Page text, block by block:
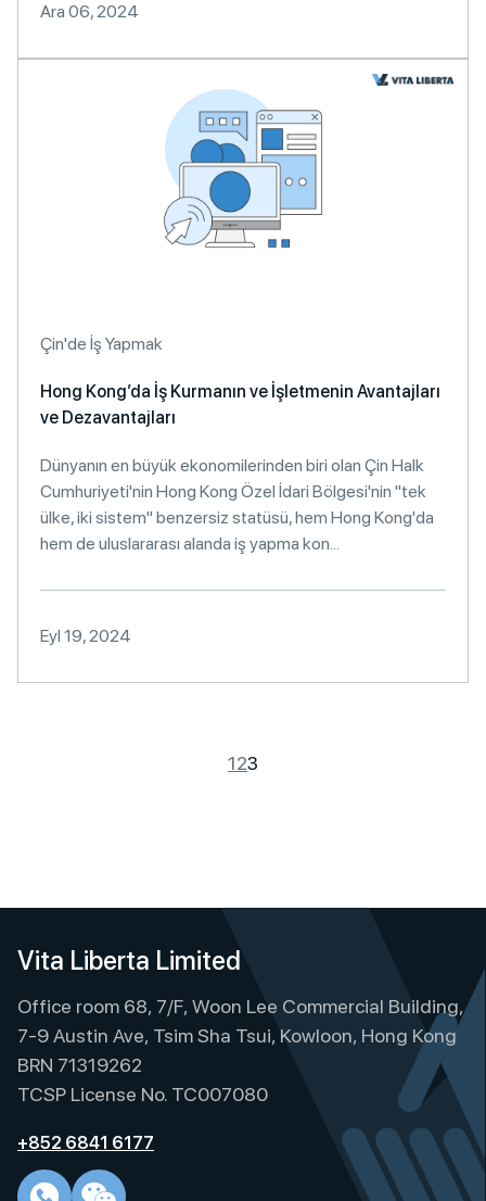
Ara 06, 2024
Çin'de İş Yapmak
Hong Kong’da İş Kurmanın ve İşletmenin Avantajları
ve Dezavantajları
Dünyanın en büyük ekonomilerinden biri olan Çin Halk
Cumhuriyeti'nin Hong Kong Özel İdari Bölgesi'nin "tek
ülke, iki sistem" benzersiz statüsü, hem Hong Kong'da
hem de uluslararası alanda iş yapma kon...
Eyl 19, 2024
123
Vita Liberta Limited
Office room 68, 7/F, Woon Lee Commercial Building,
7-9 Austin Ave, Tsim Sha Tsui, Kowloon, Hong Kong
BRN 71319262
TCSP License No. TC007080
+852 6841 6177